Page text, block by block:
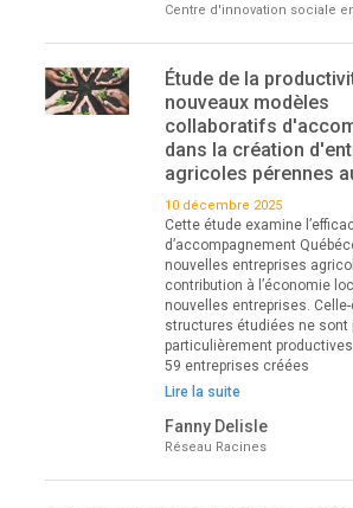
Centre d'innovation sociale
Étude de la
nouveaux modèles
collaboratifs
dans la création
agricoles pérennes
10 décembre 2025
Cette étude examine
d’accompagnement
nouvelles entreprises
contribution à l’économie
nouvelles entreprises.
structures étudiées ne sont
particulièrement
59 entreprises créées
Lire la suite
Fanny Delisle
Réseau Racines